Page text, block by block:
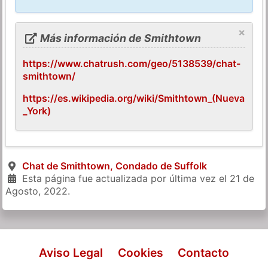
×
Más información de Smithtown
https://www.chatrush.com/geo/5138539/chat-
smithtown/
https://es.wikipedia.org/wiki/Smithtown_(Nueva
_York)
Chat de Smithtown, Condado de Suffolk
Esta página fue actualizada por última vez el 21 de
Agosto, 2022.
Aviso Legal Cookies Contacto